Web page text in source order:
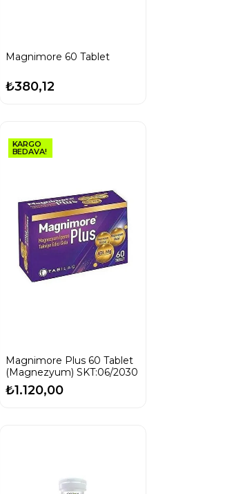
Magnimore 60 Tablet
₺380,12
KARGO
BEDAVA!
Magnimore Plus 60 Tablet
(Magnezyum) SKT:06/2030
₺1.120,00